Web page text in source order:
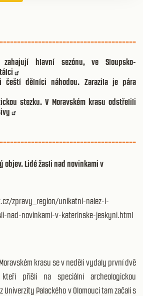
zahajují hlavní sezónu, ve Sloupsko-
čeští dělníci náhodou. Zarazila je pára
stezku. V Moravském krasu odstřelili
objev. Lidé žasli nad novinkami v
zpravy_region/unikatni-nalez-i-
nad-novinkami-v-katerinske-jeskyni.html
krasu se v neděli vydaly první dvě
přišli na speciální archeologickou
Univerzity Palackého v Olomouci tam začali s